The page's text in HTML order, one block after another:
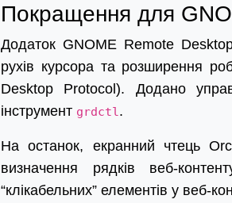
Покращення для
Додаток GNOME Remote
рухів курсора та розширення
Desktop Protocol). Додано
інструмент grdctl.
На останок, екранний чтець
визначення рядків веб-
“клікабельних” елементів у веб-